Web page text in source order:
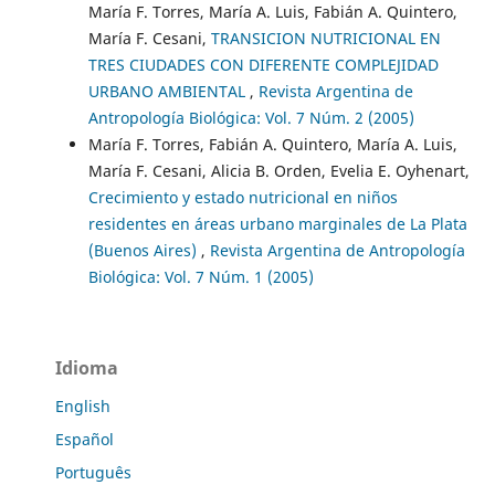
María F. Torres, María A. Luis, Fabián A. Quintero,
María F. Cesani, TRANSICION NUTRICIONAL EN
TRES CIUDADES CON DIFERENTE COMPLEJIDAD
URBANO AMBIENTAL , Revista Argentina de
Antropología Biológica: Vol. 7 Núm. 2 (2005)
María F. Torres, Fabián A. Quintero, María A. Luis,
María F. Cesani, Alicia B. Orden, Evelia E. Oyhenart,
Crecimiento y estado nutricional en niños
residentes en áreas urbano marginales de La Plata
(Buenos Aires) , Revista Argentina de Antropología
Biológica: Vol. 7 Núm. 1 (2005)
Idioma
English
Español
Português